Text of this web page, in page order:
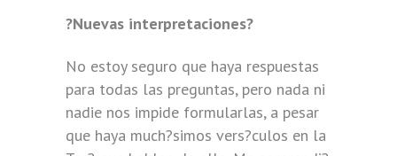
?Nuevas interpretaciones?
No estoy seguro que haya respuestas
para todas las preguntas, pero nada ni
nadie nos impide formularlas, a pesar
que haya much?simos vers?culos en la